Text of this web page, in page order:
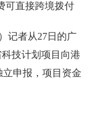
可直接跨境拨付
记者从27日的广
技计划项目向港
申报，项目资金